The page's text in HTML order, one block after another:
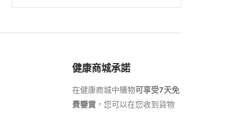
健康商城承諾
在健康商城中購物可享受7天免
費鑒賞 ，您可以在您收到貨物